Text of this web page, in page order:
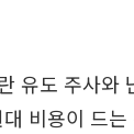
유도 주사와
비용이 드